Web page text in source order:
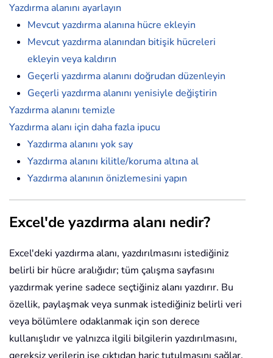
Yazdırma alanını ayarlayın
Mevcut yazdırma alanına hücre ekleyin
Mevcut yazdırma alanından bitişik hücreleri
ekleyin veya kaldırın
Geçerli yazdırma alanını doğrudan düzenleyin
Geçerli yazdırma alanını yenisiyle değiştirin
Yazdırma alanını temizle
Yazdırma alanı için daha fazla ipucu
Yazdırma alanını yok say
Yazdırma alanını kilitle/koruma altına al
Yazdırma alanının önizlemesini yapın
Excel'de yazdırma alanı nedir?
Excel'deki yazdırma alanı, yazdırılmasını istediğiniz
belirli bir hücre aralığıdır; tüm çalışma sayfasını
yazdırmak yerine sadece seçtiğiniz alanı yazdırır. Bu
özellik, paylaşmak veya sunmak istediğiniz belirli veri
veya bölümlere odaklanmak için son derece
kullanışlıdır ve yalnızca ilgili bilgilerin yazdırılmasını,
gereksiz verilerin ise çıktıdan hariç tutulmasını sağlar.